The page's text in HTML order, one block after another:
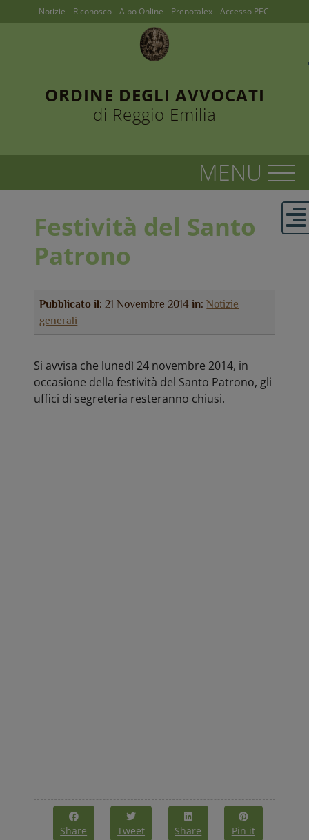
ORDINE DEGLI AVVOCATI
di Reggio Emilia
Notizie Riconosco Albo Online Prenotalex Accesso PEC
Festività del Santo
Patrono
Pubblicato il: 21 Novembre 2014in: Notizie
generali
Si avvisa che lunedì 24 novembre 2014, in
occasione della festività del Santo Patrono, gli
uffici di segreteria resteranno chiusi.
Share Tweet Share Pin it